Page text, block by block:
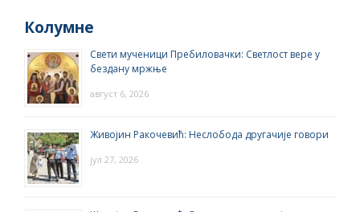
Колумне
Свети мученици Пребиловачки: Светлост вере у
бездану мржње
август 6, 2026
Живојин Ракочевић: Неслобода другачије говори
јул 27, 2026